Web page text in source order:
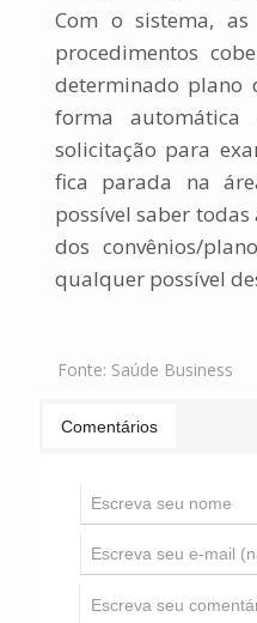
Com o sistema,
procedimentos
determinado plano
forma
solicitação para
fica parada na
possível saber todas
dos convênios/
qualquer possível
Fonte: Saúde Business
Comentários